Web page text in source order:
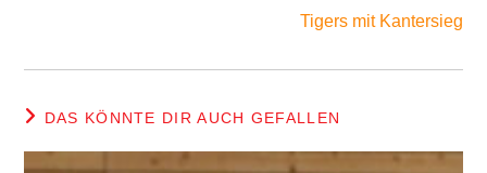
Tigers mit Kantersieg
DAS KÖNNTE DIR AUCH GEFALLEN